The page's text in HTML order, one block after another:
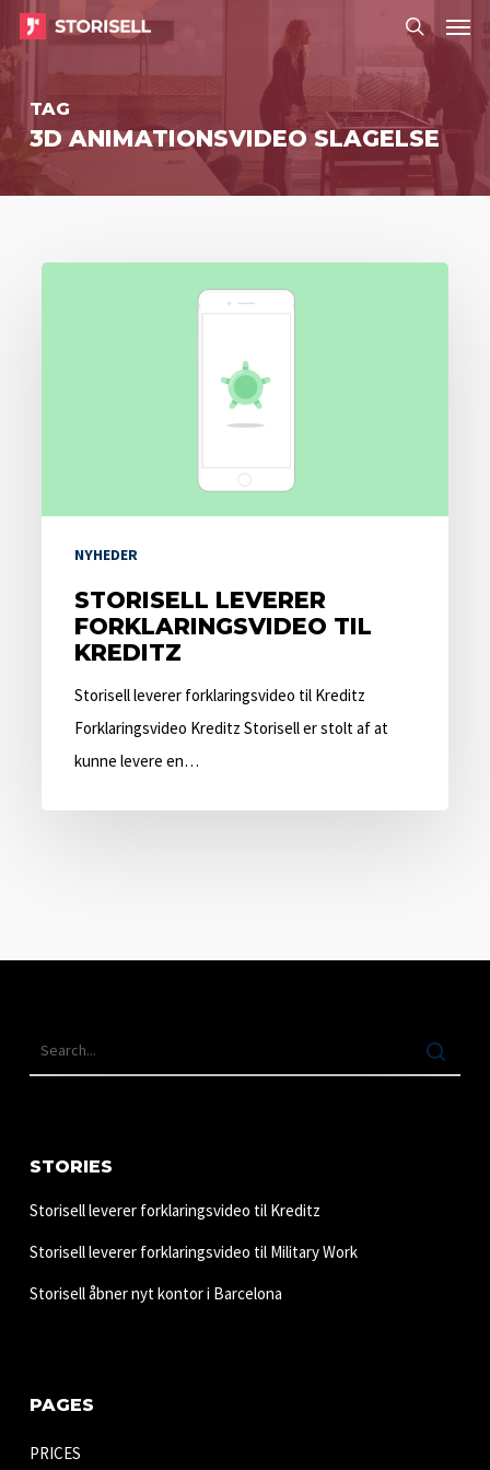
Skip
to
main
content
search
Menu
TAG
3D ANIMATIONSVIDEO SLAGELSE
NYHEDER
STORISELL LEVERER
FORKLARINGSVIDEO TIL
KREDITZ
Storisell leverer forklaringsvideo til Kreditz
Forklaringsvideo Kreditz Storisell er stolt af at
kunne levere en…
STORIES
Storisell leverer forklaringsvideo til Kreditz
Storisell leverer forklaringsvideo til Military Work
Storisell åbner nyt kontor i Barcelona
PAGES
PRICES
Menu